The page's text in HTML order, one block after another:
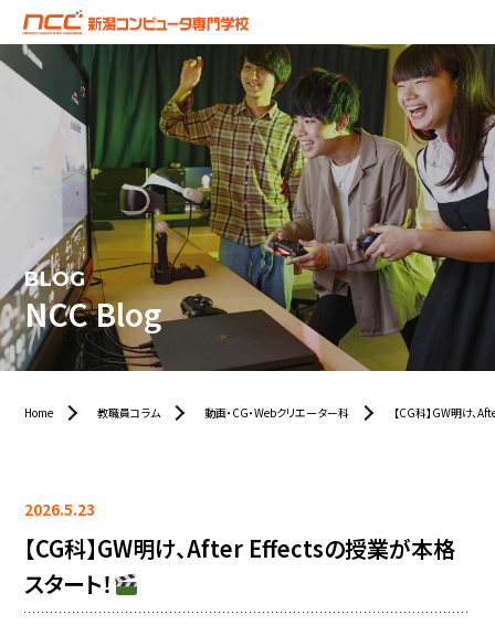
BLOG
NCC Blog
Home 教職員コラム 動画・CG・Webクリエーター科 【CG科】GW明け、
2026.5.23
【CG科】GW明け、After Effectsの授業が本格
スタート！